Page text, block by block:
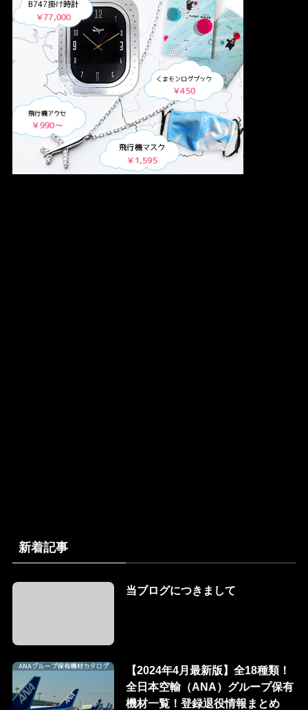
新着記事
当ブログにつきまして
【2024年4月最新版】全18種類！
全日本空輸（ANA）グループ保有
機材一覧！登録退役情報まとめ